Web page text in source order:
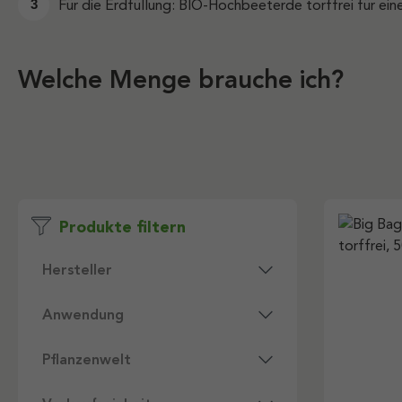
Für die Erdfüllung: BIO-Hochbeeterde torffrei für
Welche Menge brauche ich?
Produkte filtern
Hersteller
Anwendung
Pflanzenwelt